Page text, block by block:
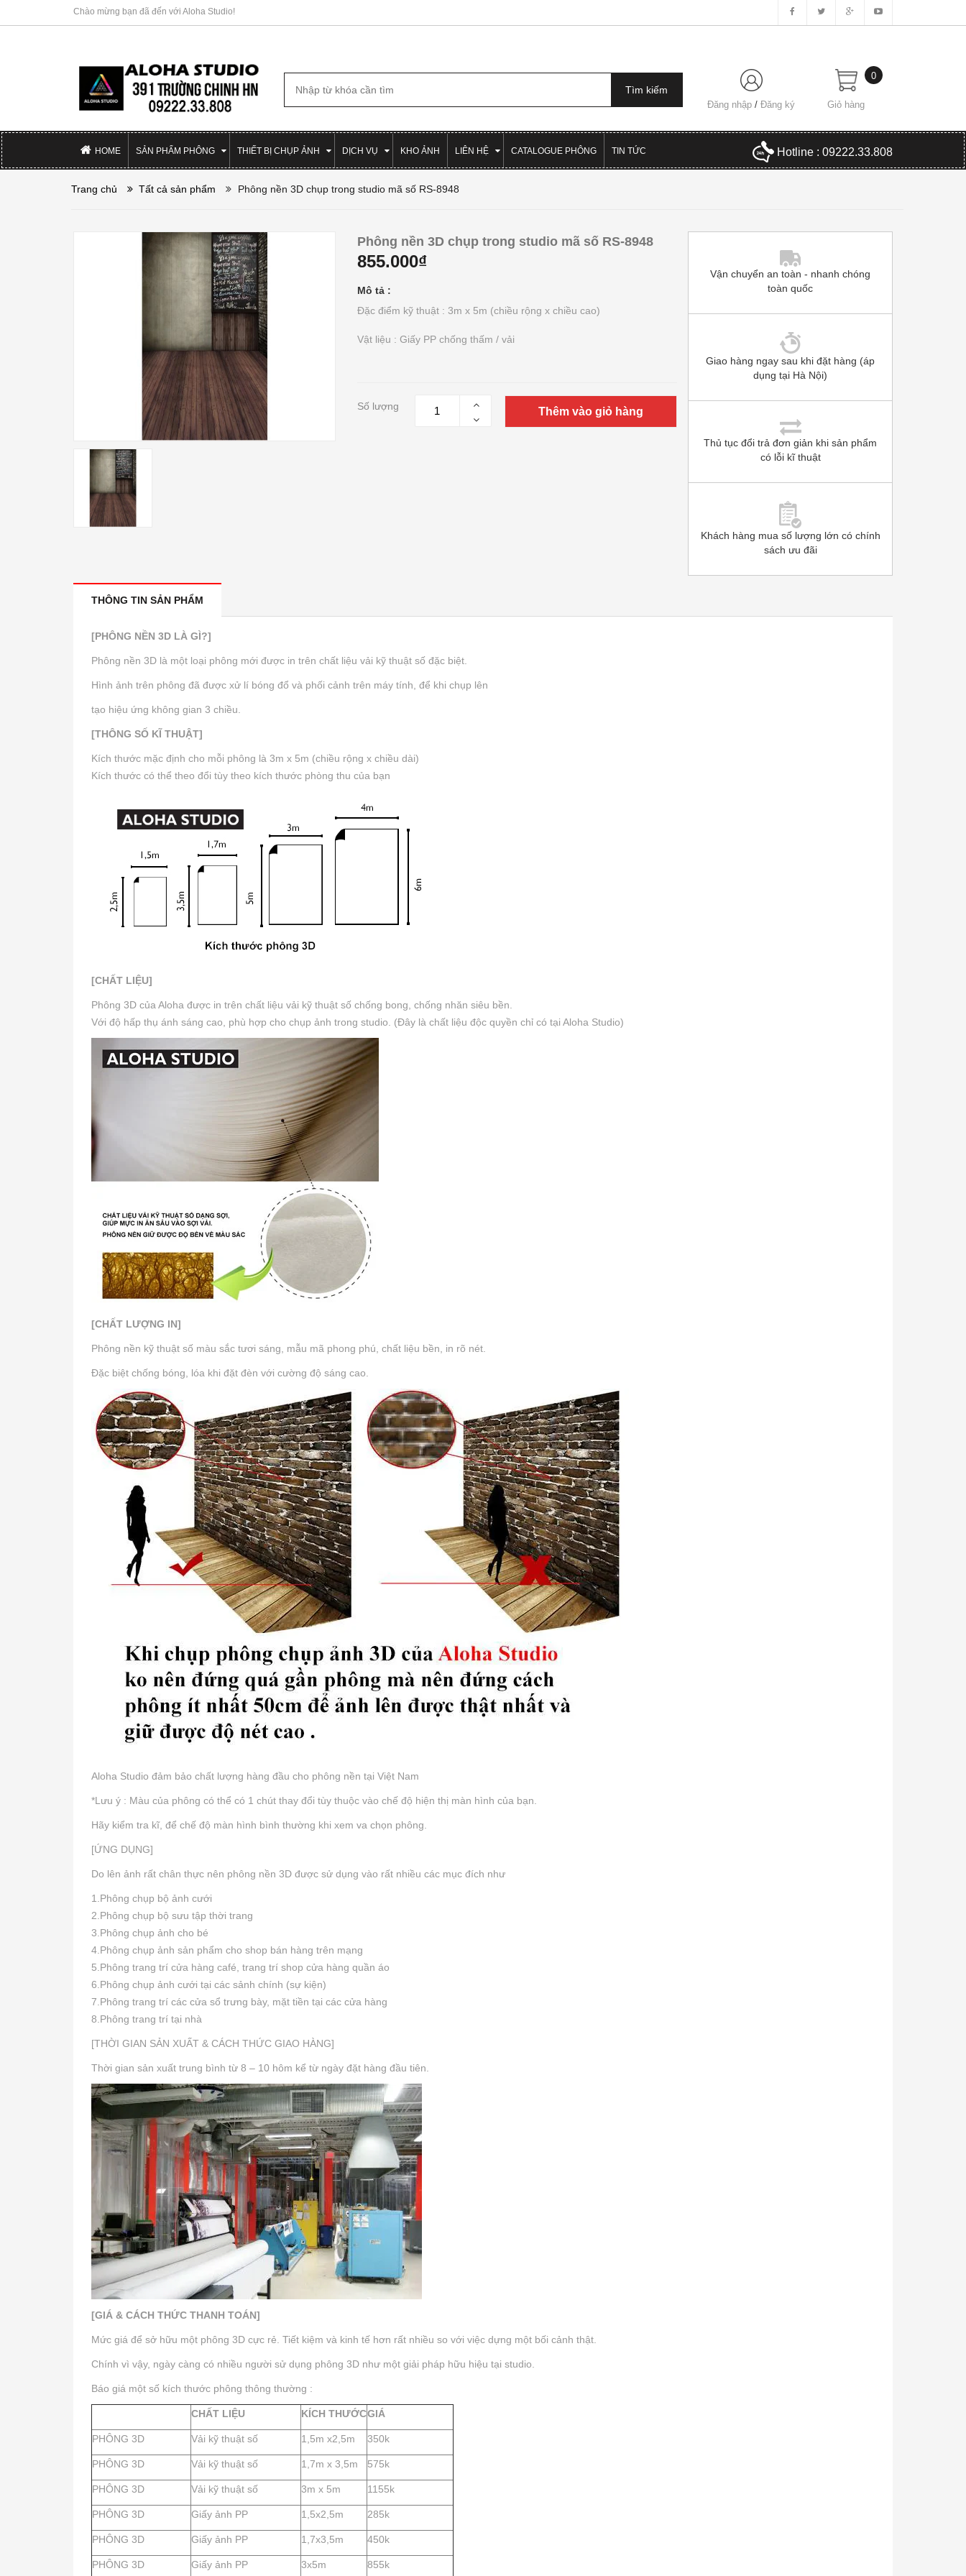
Chào mừng bạn đã đến với Aloha Studio!
Đăng nhập /Đăng ký Giỏ hàng
0
HOME SẢN PHẨM PHÔNG THIẾT BỊ CHỤP ẢNH DỊCH VỤ KHO ẢNH LIÊN HỆ CATALOGUE PHÔNG TIN TỨC Hotline : 09222.33.808
Trang chủ Tất cả sản phẩm Phông nền 3D chụp trong studio mã số RS-8948
Phông nền 3D chụp trong studio mã số RS-8948
855.000₫
Mô tả :
Đặc điểm kỹ thuật : 3m x 5m (chiều rộng x chiều cao)
Vật liệu : Giấy PP chống thấm / vải
Số lượng Thêm vào giỏ hàng
Vận chuyển an toàn - nhanh chóng
toàn quốc
Giao hàng ngay sau khi đặt hàng (áp
dụng tại Hà Nội)
Thủ tục đổi trả đơn giản khi sản phẩm
có lỗi kĩ thuật
Khách hàng mua số lượng lớn có chính
sách ưu đãi
THÔNG TIN SẢN PHẨM
[PHÔNG NỀN 3D LÀ GÌ?]
Phông nền 3D là một loại phông mới được in trên chất liệu vải kỹ thuật số đặc biệt.
Hình ảnh trên phông đã được xử lí bóng đổ và phối cảnh trên máy tính, để khi chụp lên
tạo hiệu ứng không gian 3 chiều.
[THÔNG SỐ KĨ THUẬT]
Kích thước mặc định cho mỗi phông là 3m x 5m (chiều rộng x chiều dài)
Kích thước có thể theo đổi tùy theo kích thước phòng thu của bạn
[CHẤT LIỆU]
Phông 3D của Aloha được in trên chất liệu vải kỹ thuật số chống bong, chống nhăn siêu bền.
Với độ hấp thụ ánh sáng cao, phù hợp cho chụp ảnh trong studio. (Đây là chất liệu độc quyền chỉ có tại Aloha Studio)
[CHẤT LƯỢNG IN]
Phông nền kỹ thuật số màu sắc tươi sáng, mẫu mã phong phú, chất liệu bền, in rõ nét.
Đặc biệt chống bóng, lóa khi đặt đèn với cường độ sáng cao.
Aloha Studio đảm bảo chất lượng hàng đầu cho phông nền tại Việt Nam
*Lưu ý : Màu của phông có thể có 1 chút thay đổi tùy thuộc vào chế độ hiện thị màn hình của bạn.
Hãy kiểm tra kĩ, để chế độ màn hình bình thường khi xem va chọn phông.
[ỨNG DỤNG]
Do lên ảnh rất chân thực nên phông nền 3D được sử dụng vào rất nhiều các mục đích như
1.Phông chụp bộ ảnh cưới
2.Phông chụp bộ sưu tập thời trang
3.Phông chụp ảnh cho bé
4.Phông chụp ảnh sản phẩm cho shop bán hàng trên mạng
5.Phông trang trí cửa hàng café, trang trí shop cửa hàng quần áo
6.Phông chụp ảnh cưới tại các sảnh chính (sự kiện)
7.Phông trang trí các cửa sổ trưng bày, mặt tiền tại các cửa hàng
8.Phông trang trí tại nhà
[THỜI GIAN SẢN XUẤT & CÁCH THỨC GIAO HÀNG]
Thời gian sản xuất trung bình từ 8 – 10 hôm kể từ ngày đặt hàng đầu tiên.
[GIÁ & CÁCH THỨC THANH TOÁN]
Mức giá để sở hữu một phông 3D cực rẻ. Tiết kiệm và kinh tế hơn rất nhiều so với việc dựng một bối cảnh thật.
Chính vì vậy, ngày càng có nhiều người sử dụng phông 3D như một giải pháp hữu hiệu tại studio.
Báo giá một số kích thước phông thông thường :
CHẤT LIỆU KÍCH THƯỚCGIÁ
PHÔNG 3D Vải kỹ thuật số 1,5m x2,5m 350k
PHÔNG 3D Vải kỹ thuật số 1,7m x 3,5m 575k
PHÔNG 3D Vải kỹ thuật số 3m x 5m 1155k
PHÔNG 3D Giấy ảnh PP 1,5x2,5m 285k
PHÔNG 3D Giấy ảnh PP 1,7x3,5m 450k
PHÔNG 3D Giấy ảnh PP 3x5m 855k